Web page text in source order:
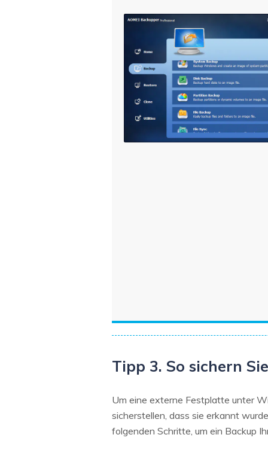
Tipp 3. So sichern
Um eine externe Festplatte unter
sicherstellen, dass sie erkannt
folgenden Schritte, um ein Backup